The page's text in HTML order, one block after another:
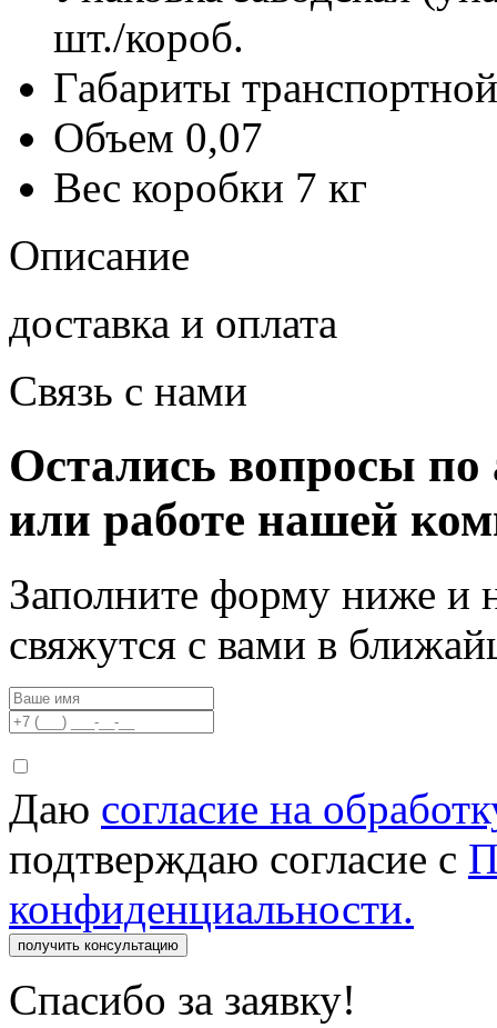
шт./короб.
Габариты
Объем 0,07
Вес коробки 7 кг
Описание
доставка и оплата
Связь с нами
Остались вопросы по
или работе нашей
Заполните форму ниже и
свяжутся с вами в
Даю согласие на
подтверждаю согласие с
конфиденциальности.
получить консультацию
Спасибо за заявку!